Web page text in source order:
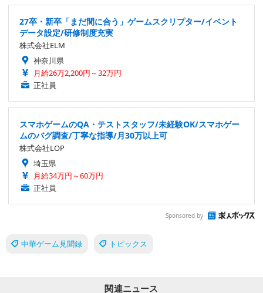
27卒・新卒「まだ間に合う」ゲームスクリプター/イベント
データ設定/研修制度充実
株式会社ELM
神奈川県
月給26万2,200円～32万円
正社員
スマホゲームのQA・テストスタッフ/未経験OK/スマホゲー
ムのバグ調査/丁寧な指導/月30万以上可
株式会社LOP
埼玉県
月給34万円～60万円
正社員
Sponsored by
中華ゲーム見聞録 トピックス
関連ニュース